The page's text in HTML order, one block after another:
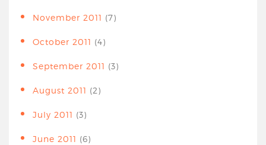
November 2011 (7)
October 2011 (4)
September 2011 (3)
August 2011 (2)
July 2011 (3)
June 2011 (6)